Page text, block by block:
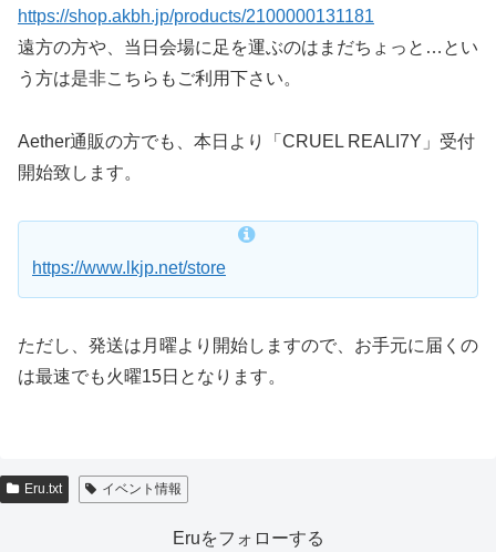
https://shop.akbh.jp/products/2100000131181
遠方の方や、当日会場に足を運ぶのはまだちょっと…とい
う方は是非こちらもご利用下さい。
Aether通販の方でも、本日より「CRUEL REALI7Y」受付
開始致します。
https://www.lkjp.net/store
ただし、発送は月曜より開始しますので、お手元に届くの
は最速でも火曜15日となります。
Eru.txt イベント情報
Eruをフォローする